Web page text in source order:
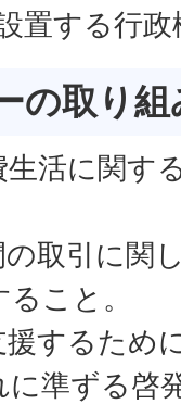
置する行
の取り組
活に関す
取引に関
こと。
するため
準ずる啓